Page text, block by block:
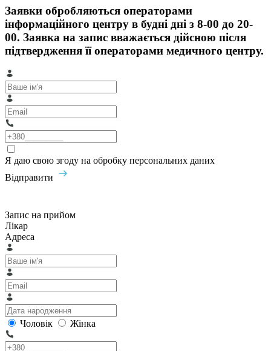
Заявки обробляються операторами
інформаційного центру в будні дні з 8-00 до 20-
00. Заявка на запис вважається дійсною після
підтвердження її операторами медичного центру.
Я даю свою згоду на обробку персональних даних
Відправити
Запис на прийом
Лікар
Адреса
Чоловік Жінка